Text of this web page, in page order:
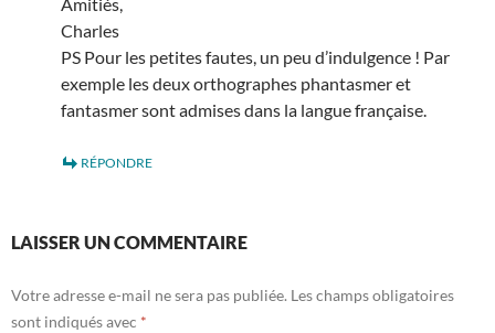
Charles
PS Pour les petites fautes, un peu d’indulgence ! Par
exemple les deux orthographes phantasmer et
fantasmer sont admises dans la langue française.
RÉPONDRE
LAISSER UN COMMENTAIRE
Votre adresse e-mail ne sera pas publiée. Les champs obligatoires
sont indiqués avec *